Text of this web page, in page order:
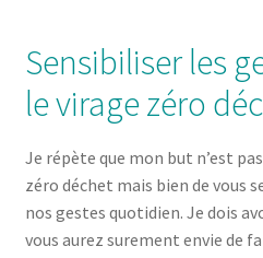
Sensibiliser les
le virage zéro
Je répète que mon but n’est
zéro déchet mais bien de vous
nos gestes quotidien. Je dois
vous aurez surement envie de